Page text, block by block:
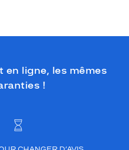
en ligne, les mêmes
!